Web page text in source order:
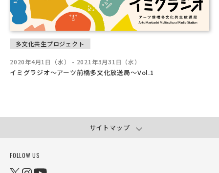
多文化共生プロジェクト
2020年4月1日（水） - 2021年3月31日（水）
イミグラジオ～アーツ前橋多文化放送局～Vol.1
サイトマップ
FOLLOW US